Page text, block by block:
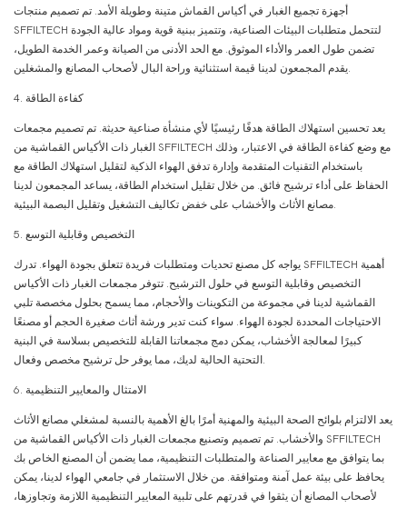
أجهزة تجميع الغبار في أكياس القماش متينة وطويلة الأمد. تم تصميم منتجات
SFFILTECH لتتحمل متطلبات البيئات الصناعية، وتتميز ببنية قوية ومواد عالية الجودة
تضمن طول العمر والأداء الموثوق. مع الحد الأدنى من الصيانة وعمر الخدمة الطويل،
يقدم المجمعون لدينا قيمة استثنائية وراحة البال لأصحاب المصانع والمشغلين.
4. كفاءة الطاقة
يعد تحسين استهلاك الطاقة هدفًا رئيسيًا لأي منشأة صناعية حديثة. تم تصميم مجمعات
الغبار ذات الأكياس القماشية من SFFILTECH مع وضع كفاءة الطاقة في الاعتبار، وذلك
باستخدام التقنيات المتقدمة وإدارة تدفق الهواء الذكية لتقليل استهلاك الطاقة مع
الحفاظ على أداء ترشيح فائق. من خلال تقليل استخدام الطاقة، يساعد المجمعون لدينا
مصانع الأثاث والأخشاب على خفض تكاليف التشغيل وتقليل البصمة البيئية.
5. التخصيص وقابلية التوسع
يواجه كل مصنع تحديات ومتطلبات فريدة تتعلق بجودة الهواء. تدرك SFFILTECH أهمية
التخصيص وقابلية التوسع في حلول الترشيح. تتوفر مجمعات الغبار ذات الأكياس
القماشية لدينا في مجموعة من التكوينات والأحجام، مما يسمح بحلول مخصصة تلبي
الاحتياجات المحددة لجودة الهواء. سواء كنت تدير ورشة أثاث صغيرة الحجم أو مصنعًا
كبيرًا لمعالجة الأخشاب، يمكن دمج مجمعاتنا القابلة للتخصيص بسلاسة في البنية
التحتية الحالية لديك، مما يوفر حل ترشيح مخصص وفعال.
6. الامتثال والمعايير التنظيمية
يعد الالتزام بلوائح الصحة البيئية والمهنية أمرًا بالغ الأهمية بالنسبة لمشغلي مصانع الأثاث
والأخشاب. تم تصميم وتصنيع مجمعات الغبار ذات الأكياس القماشية من SFFILTECH
بما يتوافق مع معايير الصناعة والمتطلبات التنظيمية، مما يضمن أن المصنع الخاص بك
يحافظ على بيئة عمل آمنة ومتوافقة. من خلال الاستثمار في جامعي الهواء لدينا، يمكن
لأصحاب المصانع أن يثقوا في قدرتهم على تلبية المعايير التنظيمية اللازمة وتجاوزها،